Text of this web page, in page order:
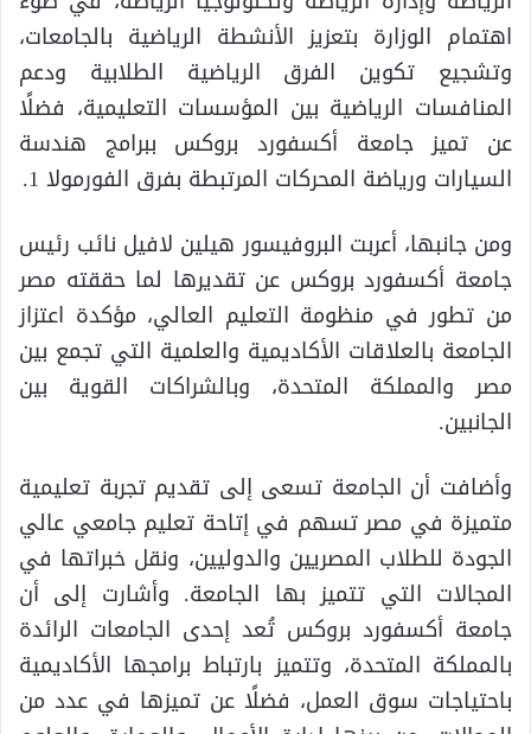
اهتمام الوزارة بتعزيز الأنشطة الرياضية بالجامعات،
وتشجيع تكوين الفرق الرياضية الطلابية ودعم
المنافسات الرياضية بين المؤسسات التعليمية، فضلًا
عن تميز جامعة أكسفورد بروكس ببرامج هندسة
السيارات ورياضة المحركات المرتبطة بفرق الفورمولا 1.
ومن جانبها، أعربت البروفيسور هيلين لافيل نائب رئيس
جامعة أكسفورد بروكس عن تقديرها لما حققته مصر
من تطور في منظومة التعليم العالي، مؤكدة اعتزاز
الجامعة بالعلاقات الأكاديمية والعلمية التي تجمع بين
مصر والمملكة المتحدة، وبالشراكات القوية بين
الجانبين.
وأضافت أن الجامعة تسعى إلى تقديم تجربة تعليمية
متميزة في مصر تسهم في إتاحة تعليم جامعي عالي
الجودة للطلاب المصريين والدوليين، ونقل خبراتها في
المجالات التي تتميز بها الجامعة. وأشارت إلى أن
جامعة أكسفورد بروكس تُعد إحدى الجامعات الرائدة
بالمملكة المتحدة، وتتميز بارتباط برامجها الأكاديمية
باحتياجات سوق العمل، فضلًا عن تميزها في عدد من